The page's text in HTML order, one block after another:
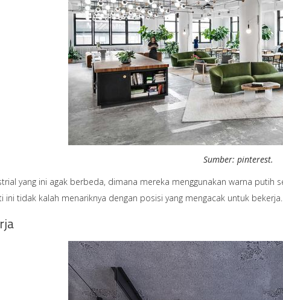
Sumber: pinterest.
yang ini agak berbeda, dimana mereka menggunakan warna putih
ini tidak kalah menariknya dengan posisi yang mengacak untuk bekerja.